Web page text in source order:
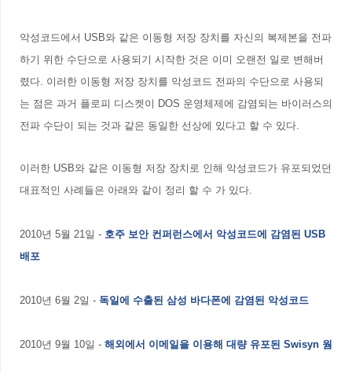
악성코드에서 USB와 같은 이동형 저장 장치를 자신의 복제본을 전파
하기 위한 수단으로 사용되기 시작한 것은 이미 오랜전 일로 변해버
렸다. 이러한 이동형 저장 장치를 악성코드 전파의 수단으로 사용되
는 점은 과거 플로피 디스켓이 DOS 운영체제에 감염되는 바이러스의
전파 수단이 되는 것과 같은 동일한 선상에 있다고 할 수 있다.
이러한 USB와 같은 이동형 저장 장치로 인해 악성코드가 유포되었던
대표적인 사례들은 아래와 같이 정리 할 수 가 있다.
2010년 5월 21일 - 호주 보안 컨퍼런스에서 악성코드에 감염된 USB
배포
2010년 6월 2일 - 독일에 수출된 삼성 바다폰에 감염된 악성코드
2010년 9월 10일 - 해외에서 이메일을 이용해 대량 유포된 Swisyn 웜